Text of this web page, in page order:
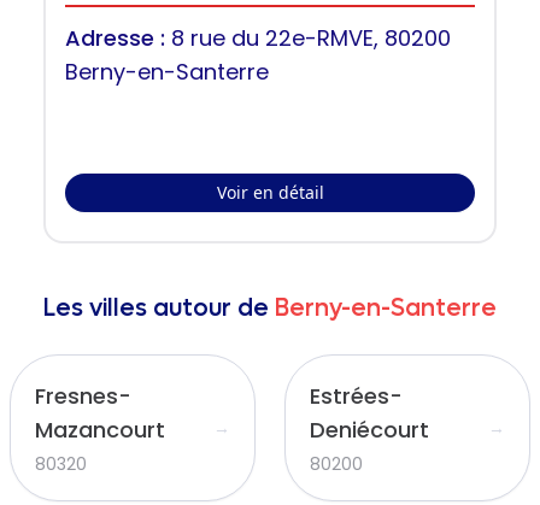
Adresse : 8 rue du 22e-RMVE, 80200
Berny-en-Santerre
Voir en détail
Les villes autour de Berny-en-Santerre
Fresnes-
Mazancourt
80320
→
Estrées-
Deniécourt
80200
→